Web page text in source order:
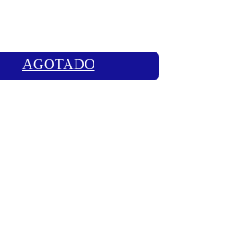
AGOTADO